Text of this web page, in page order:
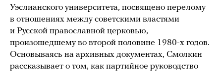
Уэслианского университета, посвящено перелому
в отношениях между советскими властями
и Русской православной церковью,
произошедшему во второй половине 1980-х годов.
Основываясь на архивных документах, Смолкин
рассказывает о том, как партийное руководство